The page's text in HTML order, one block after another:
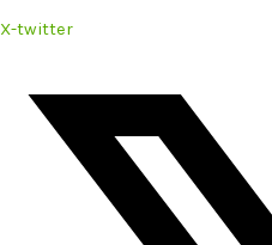
X-twitter